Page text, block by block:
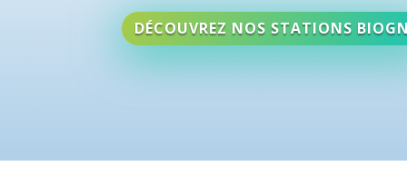
DÉCOUVREZ NOS STATIONS